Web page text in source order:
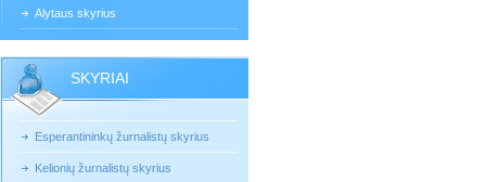
Alytaus skyrius
SKYRIAI
Esperantininkų žurnalistų skyrius
Kelionių žurnalistų skyrius